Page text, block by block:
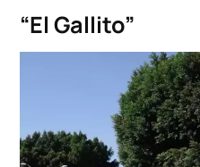
“El Gallito”